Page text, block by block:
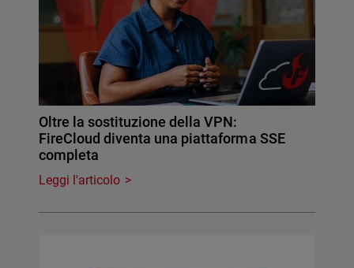
Oltre la sostituzione della VPN:
FireCloud diventa una piattaforma SSE
completa
Leggi l'articolo